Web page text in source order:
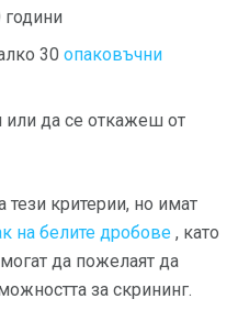
30 опаковъчни
да се откажеш от
тези критерии, но имат
на белите дробове , като
да пожелаят да
за скрининг.